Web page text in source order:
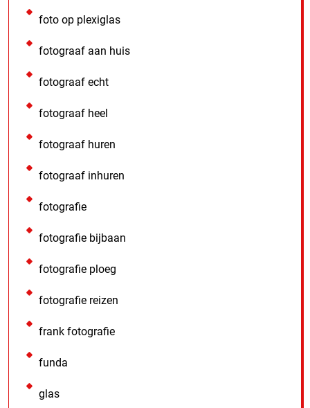
foto op plexiglas
fotograaf aan huis
fotograaf echt
fotograaf heel
fotograaf huren
fotograaf inhuren
fotografie
fotografie bijbaan
fotografie ploeg
fotografie reizen
frank fotografie
funda
glas